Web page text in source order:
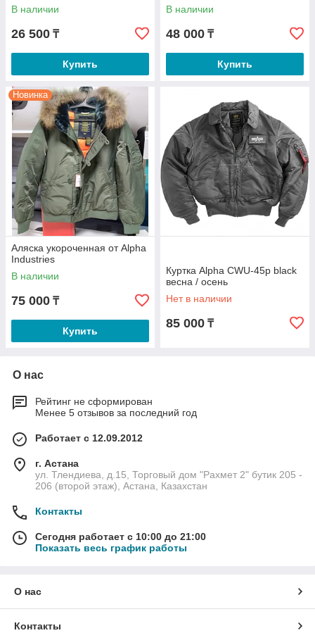
В наличии
26 500 ₸
Купить
В наличии
48 000 ₸
Купить
Новинка
Аляска укороченная от Alpha
Industries
В наличии
75 000 ₸
Купить
Куртка Alpha CWU-45р black
весна / осень
Нет в наличии
85 000 ₸
О нас
Рейтинг не сформирован
Менее 5 отзывов за последний год
Работает с 12.09.2012
г. Астана
ул. Тлендиева, д.15, Торговый дом "Рахмет 2" бутик 205 -
206 (второй этаж), Астана, Казахстан
Контакты
Сегодня работает с 10:00 до 21:00
Показать весь график работы
О нас
Контакты